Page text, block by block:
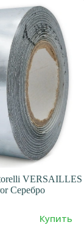
VERSAILLES
Серебро
Купить